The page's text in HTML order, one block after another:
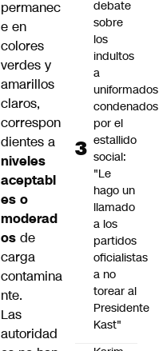
permanec
e en
colores
verdes y
amarillos
claros,
correspon
dientes a
niveles
aceptabl
es o
moderad
os de
carga
contamina
nte.
Las
autoridad
debate
sobre
los
indultos
a
uniformados
condenados
por el
estallido
social:
"Le
hago un
llamado
a los
partidos
oficialistas
a no
torear al
Presidente
Kast"